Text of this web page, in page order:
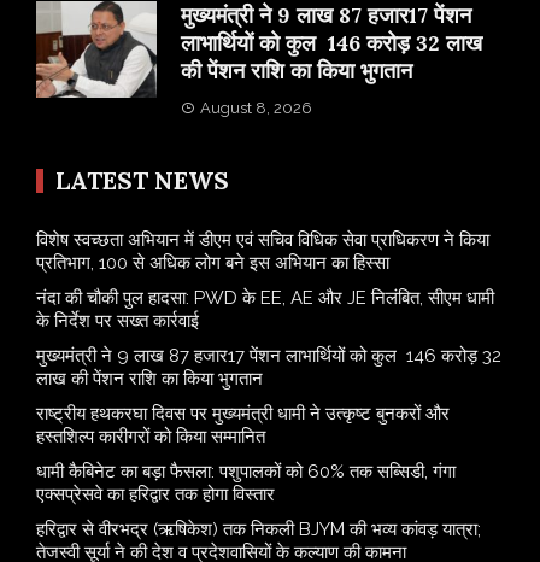
मुख्यमंत्री ने 9 लाख 87 हजार17 पेंशन
लाभार्थियों को कुल 146 करोड़ 32 लाख
की पेंशन राशि का किया भुगतान
August 8, 2026
LATEST NEWS
विशेष स्वच्छता अभियान में डीएम एवं सचिव विधिक सेवा प्राधिकरण ने किया
प्रतिभाग, 100 से अधिक लोग बने इस अभियान का हिस्सा
नंदा की चौकी पुल हादसा: PWD के EE, AE और JE निलंबित, सीएम धामी
के निर्देश पर सख्त कार्रवाई
मुख्यमंत्री ने 9 लाख 87 हजार17 पेंशन लाभार्थियों को कुल 146 करोड़ 32
लाख की पेंशन राशि का किया भुगतान
राष्ट्रीय हथकरघा दिवस पर मुख्यमंत्री धामी ने उत्कृष्ट बुनकरों और
हस्तशिल्प कारीगरों को किया सम्मानित
​धामी कैबिनेट का बड़ा फैसला: पशुपालकों को 60% तक सब्सिडी, गंगा
एक्सप्रेसवे का हरिद्वार तक होगा विस्तार
​हरिद्वार से वीरभद्र (ऋषिकेश) तक निकली BJYM की भव्य कांवड़ यात्रा;
तेजस्वी सूर्या ने की देश व प्रदेशवासियों के कल्याण की कामना